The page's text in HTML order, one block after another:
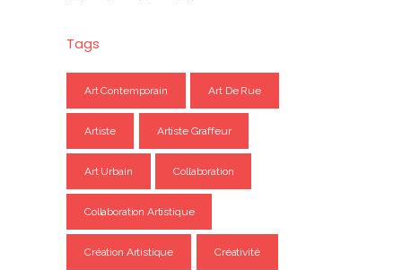
Tags
Art Contemporain Art De Rue
Artiste Artiste Graffeur
Art Urbain Collaboration
Collaboration Artistique
Création Artistique Créativité